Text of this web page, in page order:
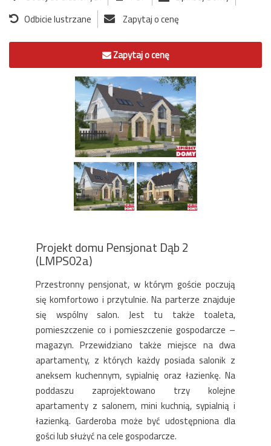
Odbicie lustrzane
Zapytaj o cenę
Zapytaj o cenę
Projekt domu Pensjonat Dąb 2
(LMPS02a)
Przestronny pensjonat, w którym goście poczują
się komfortowo i przytulnie. Na parterze znajduje
się wspólny salon. Jest tu także toaleta,
pomieszczenie co i pomieszczenie gospodarcze –
magazyn. Przewidziano także miejsce na dwa
apartamenty, z których każdy posiada salonik z
aneksem kuchennym, sypialnię oraz łazienkę. Na
poddaszu zaprojektowano trzy kolejne
apartamenty z salonem, mini kuchnią, sypialnią i
łazienką. Garderoba może być udostępniona dla
gości lub służyć na cele gospodarcze.